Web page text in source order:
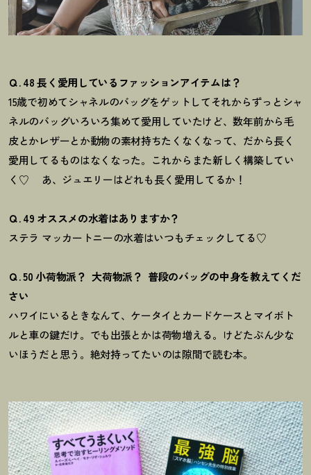
Ｑ. 48 長く愛用しているファッションアイテムは？
15歳で初めてシャネルのバッグをゲットしてそれからずっとシャ
ネルのバッグいろいろ集めて愛用していたけど、数年前から毛
皮とかレザーとか動物の素材持ちたくなくなって、だから長く
愛用してるものはなくなった。これからまた新しく構築してい
く♡
あ、ジュエリーはどれも長く愛用してるか！
Ｑ. 49 オススメの水着はありますか？
ステラ マッカートニーの水着はいつもチェックしてる♡
Ｑ. 50 小荷物派？ 大荷物派？ 普段のバッグの中身を教えてくだ
さい
ハワイにいるときなんて、ケータイとカードケースとマイボト
ルと車の鍵だけ。でも出張とかは荷物増える。けどたぶん少な
いほうだと思う。 絶対持ってたいのは隙間で読む本。